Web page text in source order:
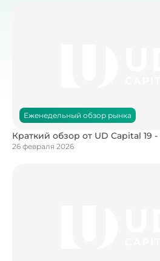
Еженедельный обзор рынка
Краткий обзор от UD Capital 19
26 февраля 2026